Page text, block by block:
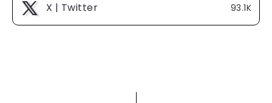
X | Twitter 93.1K